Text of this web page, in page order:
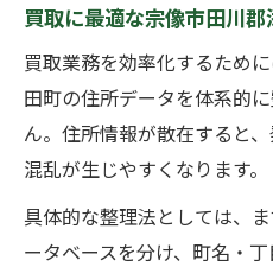
買取に最適な宗像市田川
買取業務を効率化するため
田町の住所データを体系的
ん。住所情報が散在すると
混乱が生じやすくなります。
具体的な整理法としては、
ータベースを分け、町名・